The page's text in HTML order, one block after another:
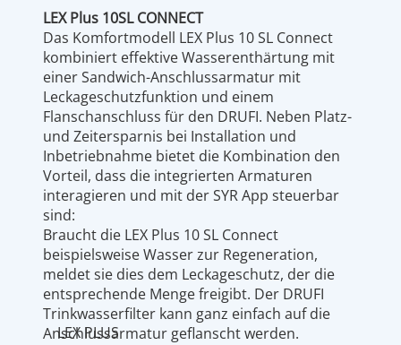
LEX Plus 10SL CONNECT
Das Komfortmodell LEX Plus 10 SL Connect
kombiniert effektive Wasserenthärtung mit
einer Sandwich-Anschlussarmatur mit
Leckageschutzfunktion und einem
Flanschanschluss für den DRUFI. Neben Platz-
und Zeitersparnis bei Installation und
Inbetriebnahme bietet die Kombination den
Vorteil, dass die integrierten Armaturen
interagieren und mit der SYR App steuerbar
sind:
Braucht die LEX Plus 10 SL Connect
beispielsweise Wasser zur Regeneration,
meldet sie dies dem Leckageschutz, der die
entsprechende Menge freigibt. Der DRUFI
Trinkwasserfilter kann ganz einfach auf die
Anschlussarmatur geflanscht werden.
LEX PLUS